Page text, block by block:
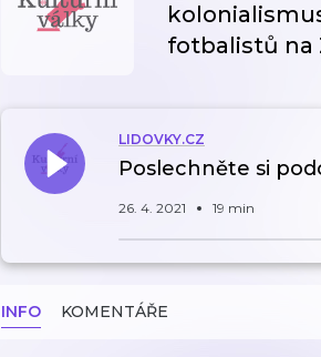
fotbalistů na
LIDOVKY.CZ
Poslechněte si
26. 4. 2021 19 min
INFO KOMENTÁŘE